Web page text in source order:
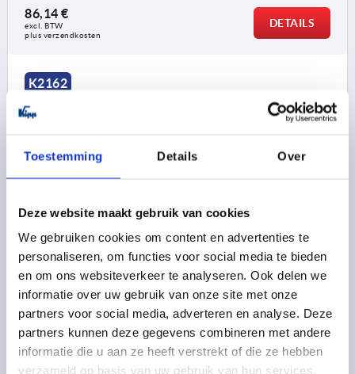
Toestemming Details Over
Deze website maakt gebruik van cookies
We gebruiken cookies om content en advertenties te
personaliseren, om functies voor social media te bieden
en om ons websiteverkeer te analyseren. Ook delen we
informatie over uw gebruik van onze site met onze
partners voor social media, adverteren en analyse. Deze
partners kunnen deze gegevens combineren met andere
informatie die u aan ze heeft verstrekt of die ze hebben
verzameld op basis van uw gebruik van hun services.
86,14 €
excl. BTW
plus verzendkosten
DETAILS
K2162
STANGSCHARNIER MIT STOPP GEBOORD 60X1000,
RVS A2, BEST:RVS
A=60 B=1000 S=2 A1=40 B1=25 B2=76
D=6,5
D1=6
K2162.11060100020
130,74 €
excl. BTW
plus verzendkosten
DETAILS